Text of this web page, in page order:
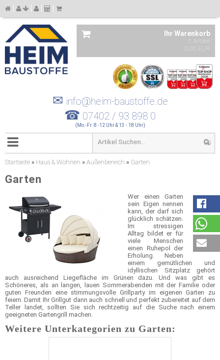
Ihr Warenkorb
0 Artikel
0,00 EUR
✉ info@heim-baustoffe.de
☎ 07402 / 93 898 0
(Mo.-Fr. 8 -12 Uhr & 13 - 18 Uhr)
Startseite » Haus & Wohnen » Außenbereich » Garten
Garten
Wer einen Garten
sein Eigen nennen
kann, der darf sich
glücklich schätzen.
Im stressigen
Alltag bildet er für
viele Menschen
einen Ruhepol der
Erholung. Neben
einem gemütlichen und
idyllischen Sitzplatz gehört
auch ausreichend Liegefläche im Grünen dazu. Und was gibt es
Schöneres, als an langen, lauen Sommerabenden mit der Familie oder
guten Freunden eine stimmungsvolle Grillparty im eigenen Garten zu
feiern. Damit Ihr Grillgut dann auch schnell und perfekt zubereitet auf dem
Teller landet, sollten Sie sich rechtzeitig auf die Suche nach einem
geeigneten Gartengrill machen.
Weitere Unterkategorien zu Garten: